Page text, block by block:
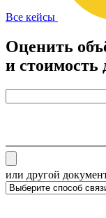
Все кейсы
Оценить
и стоимость
или другой